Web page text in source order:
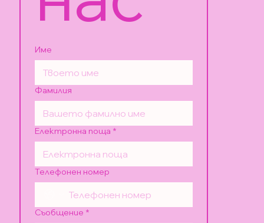
Име
Фамилия
Електронна поща *
Телефонен номер
Съобщение *